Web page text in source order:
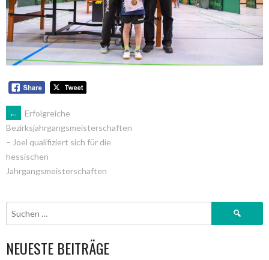
ARTIKEL-
NAVIGATION
←
Erfolgreiche
Bezirksjahrgangsmeisterschaften
– Joel qualifiziert sich für die
hessischen
Jahrgangsmeisterschaften
Suchen
NEUESTE BEITRÄGE